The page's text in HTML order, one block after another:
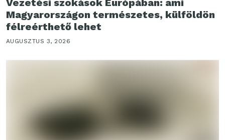
Vezetési szokások Európában: ami
Magyarországon természetes, külföldön
félreérthető lehet
AUGUSZTUS 3, 2026